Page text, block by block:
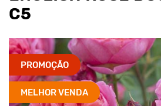
C5
PROMOÇÃO
MELHOR VENDA